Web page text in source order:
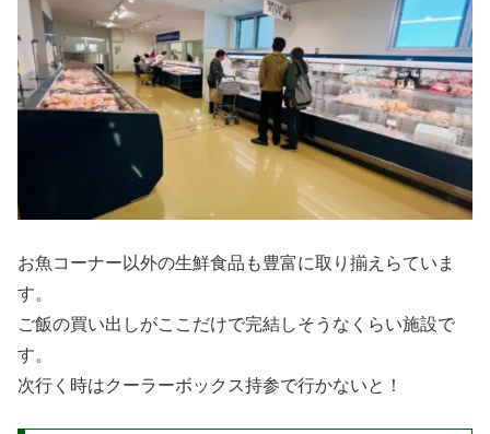
お魚コーナー以外の生鮮食品も豊富に取り揃えらていま
す。
ご飯の買い出しがここだけで完結しそうなくらい施設で
す。
次行く時はクーラーボックス持参で行かないと！